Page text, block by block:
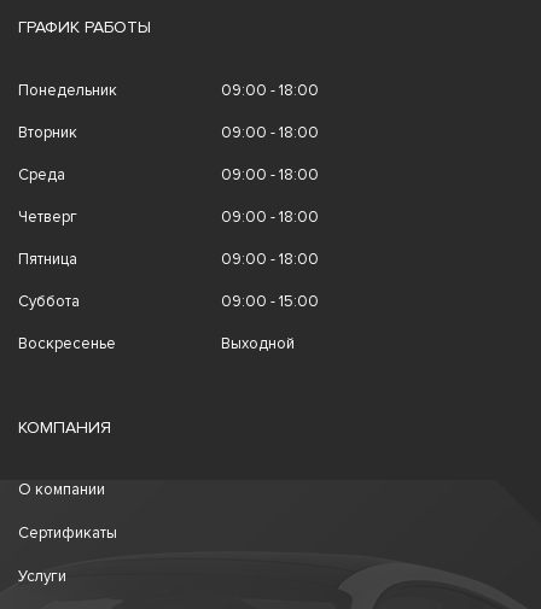
ГРАФИК РАБОТЫ
Понедельник 09:00 - 18:00
Вторник 09:00 - 18:00
Среда 09:00 - 18:00
Четверг 09:00 - 18:00
Пятница 09:00 - 18:00
Суббота 09:00 - 15:00
Воскресенье Выходной
КОМПАНИЯ
О компании
Сертификаты
Услуги